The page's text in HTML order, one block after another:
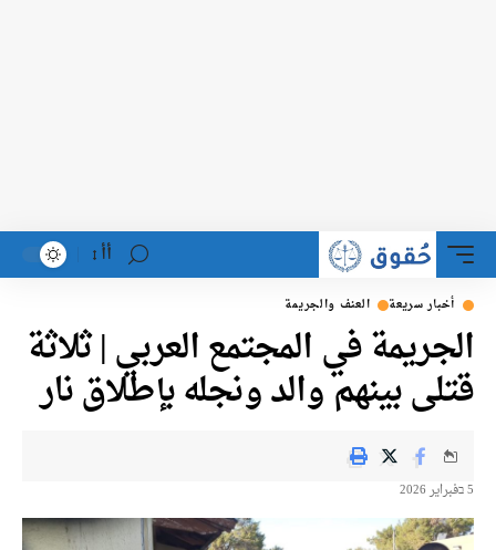
أأ
أخبار سريعة العنف والجريمة
الجريمة في المجتمع العربي | ثلاثة
قتلى بينهم والد ونجله بإطلاق نار
5 בفبراير 2026